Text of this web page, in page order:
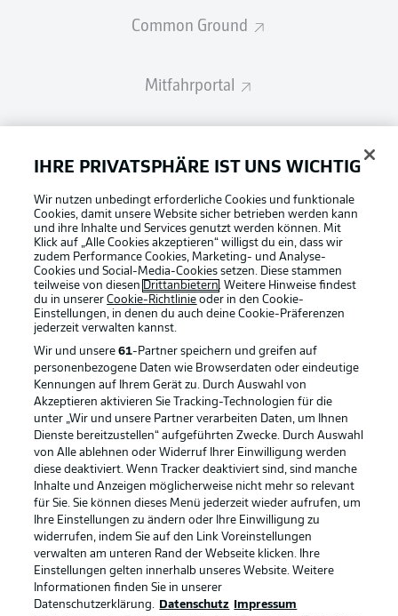
Common Ground
Mitfahrportal
Sprachauswahl
Deutsch Anzeige Modus
Login
IHRE PRIVATSPHÄRE IST UNS WICHTIG
Wir nutzen unbedingt erforderliche Cookies und funktionale
Cookies, damit unsere Website sicher betrieben werden kann
und ihre Inhalte und Services genutzt werden können. Mit
Klick auf „Alle Cookies akzeptieren“ willigst du ein, dass wir
zudem Performance Cookies, Marketing- und Analyse-
Cookies und Social-Media-Cookies setzen. Diese stammen
teilweise von diesen Drittanbietern. Weitere Hinweise findest
du in unsererCookie-Richtlinie oder in den Cookie-
Einstellungen, in denen du auch deine Cookie-Präferenzen
jederzeit verwalten kannst.
Wir und unsere61-Partner speichern und greifen auf
personenbezogene Daten wie Browserdaten oder eindeutige
Kennungen auf Ihrem Gerät zu. Durch Auswahl von
Akzeptieren aktivieren Sie Tracking-Technologien für die
unter „Wir und unsere Partner verarbeiten Daten, um Ihnen
Dienste bereitzustellen“ aufgeführten Zwecke. Durch Auswahl
von Alle ablehnen oder Widerruf Ihrer Einwilligung werden
diese deaktiviert. Wenn Tracker deaktiviert sind, sind manche
Inhalte und Anzeigen möglicherweise nicht mehr so relevant
für Sie. Sie können dieses Menü jederzeit wieder aufrufen, um
Ihre Einstellungen zu ändern oder Ihre Einwilligung zu
widerrufen, indem Sie auf den Link Voreinstellungen
verwalten am unteren Rand der Webseite klicken. Ihre
Einstellungen gelten innerhalb unseres Website. Weitere
Informationen finden Sie in unserer
Datenschutzerklärung.
Datenschutz Impressum